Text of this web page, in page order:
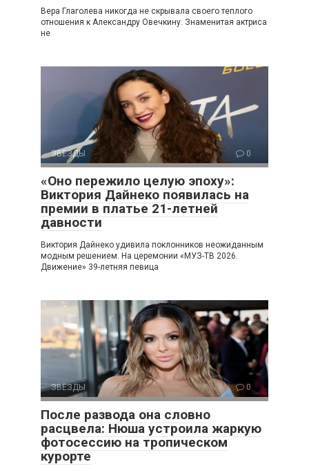
Вера Глаголева никогда не скрывала своего теплого
отношения к Александру Овечкину. Знаменитая актриса
не
ЗВЕЗДЫ 0
«Оно пережило целую эпоху»:
Виктория Дайнеко появилась на
премии в платье 21-летней
давности
Виктория Дайнеко удивила поклонников неожиданным
модным решением. На церемонии «МУЗ-ТВ 2026.
Движение» 39-летняя певица
ЗВЕЗДЫ 0
После развода она словно
расцвела: Нюша устроила жаркую
фотосессию на тропическом
курорте